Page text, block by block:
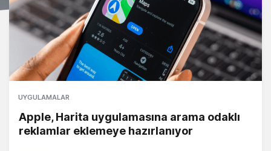
UYGULAMALAR
Apple, Harita uygulamasına arama odaklı
reklamlar eklemeye hazırlanıyor